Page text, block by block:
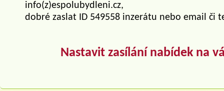
info(z)espolubydleni.cz,
dobré zaslat ID 549558 inzerátu nebo email či
Nastavit zasílání nabídek na